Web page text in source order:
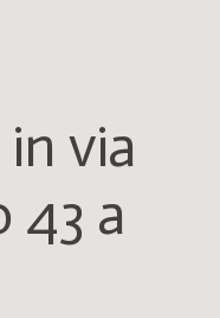
via
43 a